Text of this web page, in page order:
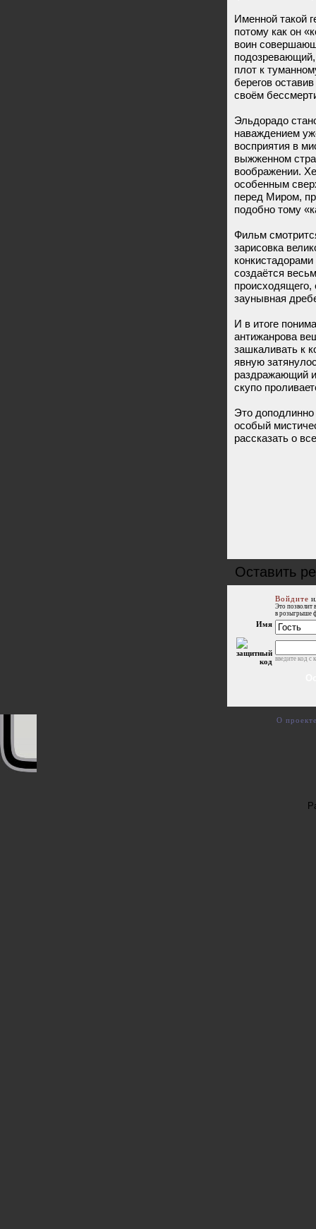
Именной такой
потому как он
воин
подозревающий,
плот к
берегов
своём
Эльдорадо
наваждением
восприятия в
выжженном
воображении.
особенным
перед Миром,
подобно тому
Фильм
зарисовка
создаётся
заунывная
И в итоге
антижанрова
зашкаливать к
явную
раздражающий
скупо
Это доподлинно
особый
рассказать о
Оставить
Войдите
Это позволит
в розыгрыше
Имя
введите код с
О